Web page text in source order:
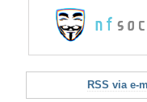
RSS via e-